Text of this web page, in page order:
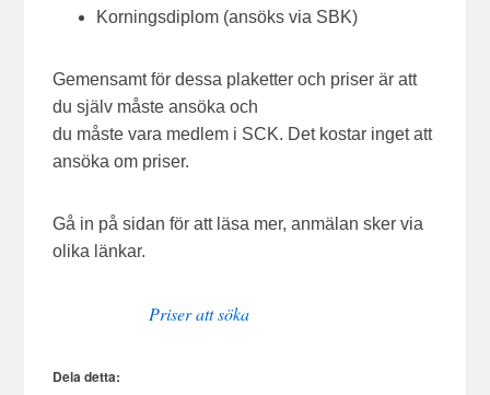
Korningsdiplom (ansöks via SBK)
Gemensamt för dessa plaketter och priser är att
du själv måste ansöka och
du måste vara medlem i SCK. Det kostar inget att
ansöka om priser.
Gå in på sidan för att läsa mer, anmälan sker via
olika länkar.
Priser att söka
Dela detta: